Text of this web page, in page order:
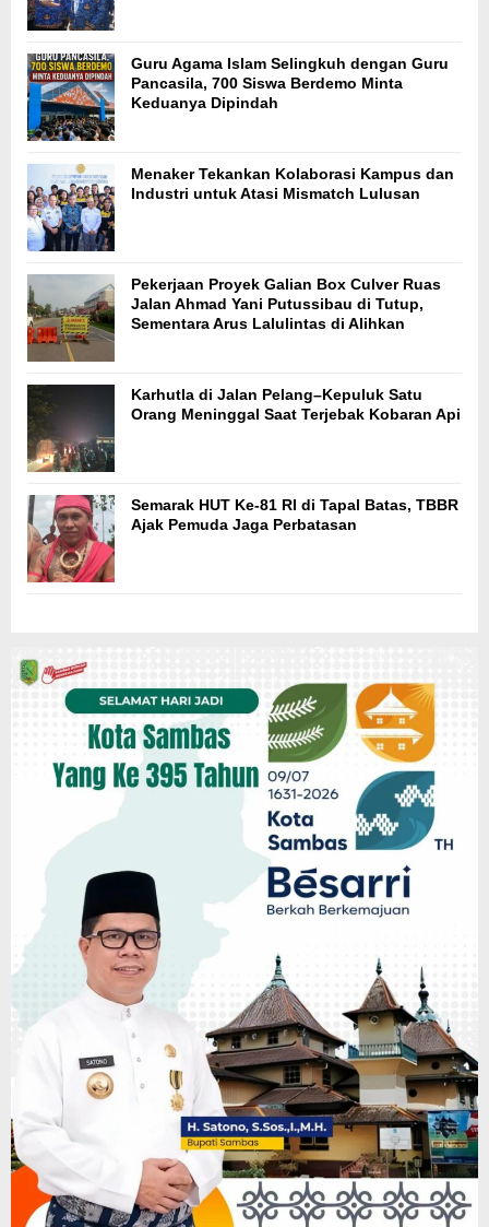
Guru Agama Islam Selingkuh dengan Guru
Pancasila, 700 Siswa Berdemo Minta
Keduanya Dipindah
Menaker Tekankan Kolaborasi Kampus dan
Industri untuk Atasi Mismatch Lulusan
Pekerjaan Proyek Galian Box Culver Ruas
Jalan Ahmad Yani Putussibau di Tutup,
Sementara Arus Lalulintas di Alihkan
Karhutla di Jalan Pelang–Kepuluk Satu
Orang Meninggal Saat Terjebak Kobaran Api
Semarak HUT Ke-81 RI di Tapal Batas, TBBR
Ajak Pemuda Jaga Perbatasan